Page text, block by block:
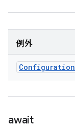
例外
Configuration
await